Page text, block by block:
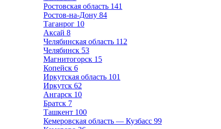
Ростовская область 141
Ростов-на-Дону 84
Таганрог 10
Аксай 8
Челябинская область 112
Челябинск 53
Магнитогорск 15
Копейск 6
Иркутская область 101
Иркутск 62
Ангарск 10
Братск 7
Ташкент 100
Кемеровская область — Кузбасс 99